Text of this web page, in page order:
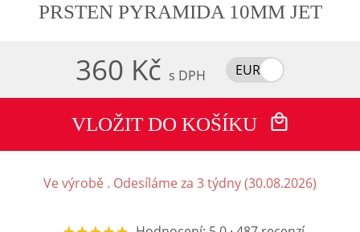
PRSTEN PYRAMIDA 10MM JET
360 Kč s DPH EUR
VLOŽIT DO KOŠÍKU
Ve výrobě . Odesíláme za 3 týdny (30.08.2026)